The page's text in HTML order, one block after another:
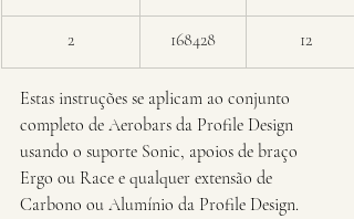
2 168428 12
Estas instruções se aplicam ao conjunto
completo de Aerobars da Profile Design
usando o suporte Sonic, apoios de braço
Ergo ou Race e qualquer extensão de
Carbono ou Alumínio da Profile Design.